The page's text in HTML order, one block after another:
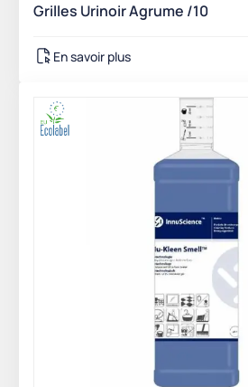
Grilles Urinoir Agrume /10
En savoir plus